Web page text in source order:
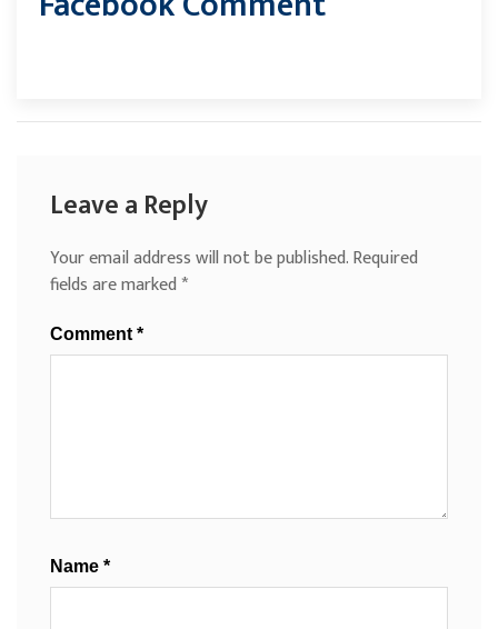
Leave a Reply
Your email address will not be published.Required
fields are marked*
Comment *
Name *